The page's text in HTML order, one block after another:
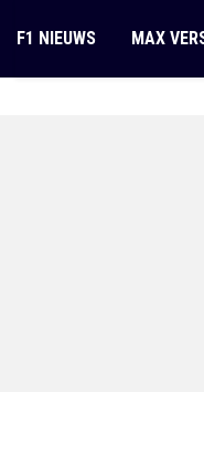
F1 NIEUWS MAX